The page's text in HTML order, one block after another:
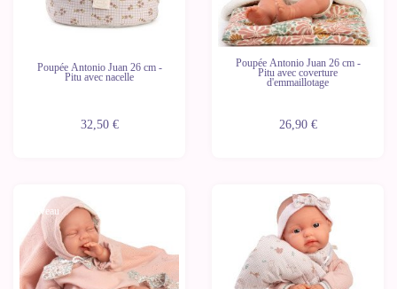
Poupée Antonio Juan 26 cm -
Pitu avec nacelle
32,50 €
Poupée Antonio Juan 26 cm -
Pitu avec coverture
d'emmaillotage
26,90 €
Nouveau